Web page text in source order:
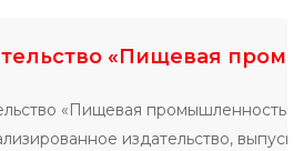
«Пищевая
«Пищевая промышленность»
издательство,